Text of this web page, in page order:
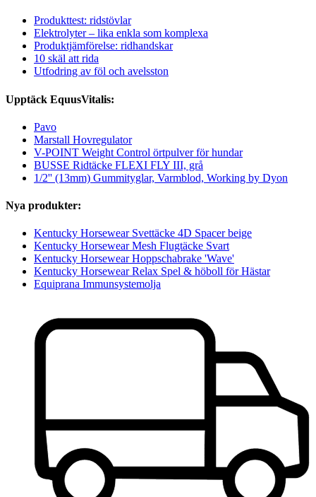
Produkttest: ridstövlar
Elektrolyter – lika enkla som komplexa
Produktjämförelse: ridhandskar
10 skäl att rida
Utfodring av föl och avelsston
Upptäck EquusVitalis:
Pavo
Marstall Hovregulator
V-POINT Weight Control örtpulver för hundar
BUSSE Ridtäcke FLEXI FLY III, grå
1/2'' (13mm) Gummityglar, Varmblod, Working by Dyon
Nya produkter:
Kentucky Horsewear Svettäcke 4D Spacer beige
Kentucky Horsewear Mesh Flugtäcke Svart
Kentucky Horsewear Hoppschabrake 'Wave'
Kentucky Horsewear Relax Spel & höboll för Hästar
Equiprana Immunsystemolja